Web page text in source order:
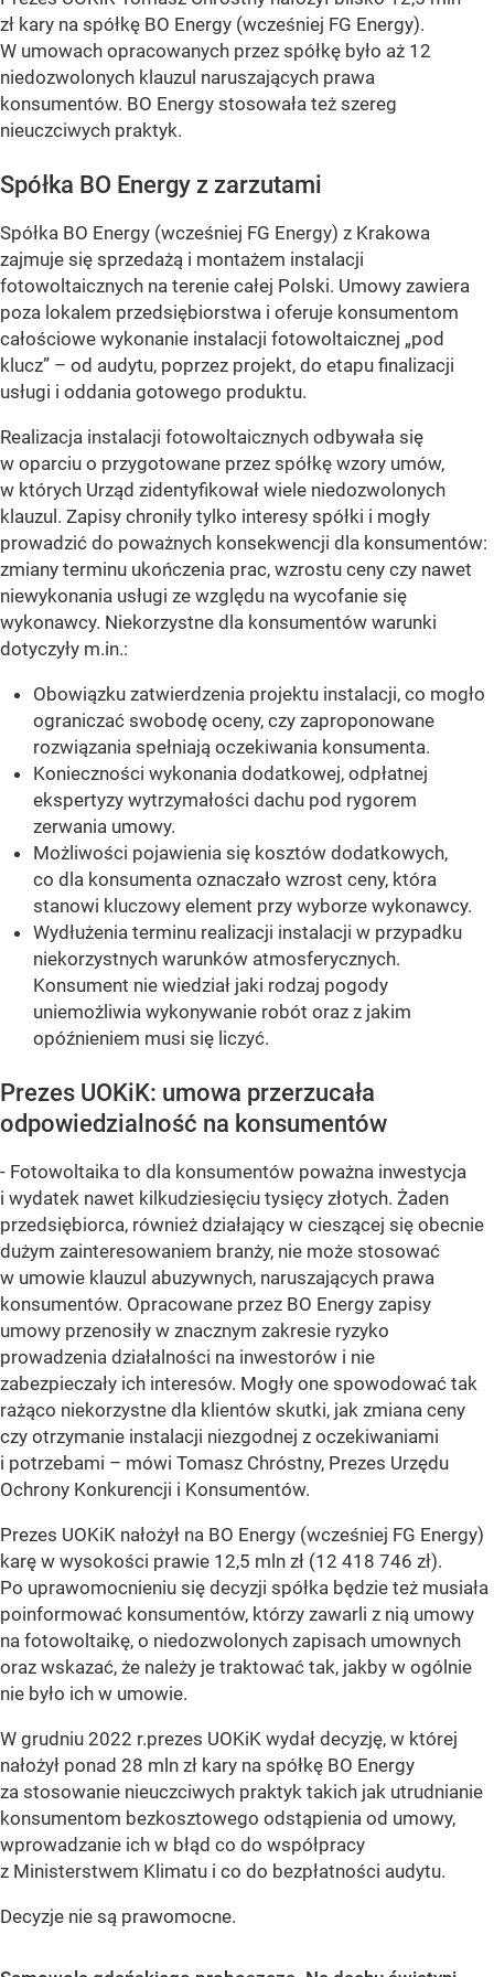
zł kary na spółkę BO Energy (wcześniej FG Energy).
W umowach opracowanych przez spółkę było aż 12
niedozwolonych klauzul naruszających prawa
konsumentów. BO Energy stosowała też szereg
nieuczciwych praktyk.
Spółka BO Energy z zarzutami
Spółka BO Energy (wcześniej FG Energy) z Krakowa
zajmuje się sprzedażą i montażem instalacji
fotowoltaicznych na terenie całej Polski. Umowy zawiera
poza lokalem przedsiębiorstwa i oferuje konsumentom
całościowe wykonanie instalacji fotowoltaicznej „pod
klucz” – od audytu, poprzez projekt, do etapu finalizacji
usługi i oddania gotowego produktu.
Realizacja instalacji fotowoltaicznych odbywała się
w oparciu o przygotowane przez spółkę wzory umów,
w których Urząd zidentyfikował wiele niedozwolonych
klauzul. Zapisy chroniły tylko interesy spółki i mogły
prowadzić do poważnych konsekwencji dla konsumentów:
zmiany terminu ukończenia prac, wzrostu ceny czy nawet
niewykonania usługi ze względu na wycofanie się
wykonawcy. Niekorzystne dla konsumentów warunki
dotyczyły m.in.:
Obowiązku zatwierdzenia projektu instalacji, co mogło
ograniczać swobodę oceny, czy zaproponowane
rozwiązania spełniają oczekiwania konsumenta.
Konieczności wykonania dodatkowej, odpłatnej
ekspertyzy wytrzymałości dachu pod rygorem
zerwania umowy.
Możliwości pojawienia się kosztów dodatkowych,
co dla konsumenta oznaczało wzrost ceny, która
stanowi kluczowy element przy wyborze wykonawcy.
Wydłużenia terminu realizacji instalacji w przypadku
niekorzystnych warunków atmosferycznych.
Konsument nie wiedział jaki rodzaj pogody
uniemożliwia wykonywanie robót oraz z jakim
opóźnieniem musi się liczyć.
Prezes UOKiK: umowa przerzucała
odpowiedzialność na konsumentów
- Fotowoltaika to dla konsumentów poważna inwestycja
i wydatek nawet kilkudziesięciu tysięcy złotych. Żaden
przedsiębiorca, również działający w cieszącej się obecnie
dużym zainteresowaniem branży, nie może stosować
w umowie klauzul abuzywnych, naruszających prawa
konsumentów. Opracowane przez BO Energy zapisy
umowy przenosiły w znacznym zakresie ryzyko
prowadzenia działalności na inwestorów i nie
zabezpieczały ich interesów. Mogły one spowodować tak
rażąco niekorzystne dla klientów skutki, jak zmiana ceny
czy otrzymanie instalacji niezgodnej z oczekiwaniami
i potrzebami – mówi Tomasz Chróstny, Prezes Urzędu
Ochrony Konkurencji i Konsumentów.
Prezes UOKiK nałożył na BO Energy (wcześniej FG Energy)
karę w wysokości prawie 12,5 mln zł (12 418 746 zł).
Po uprawomocnieniu się decyzji spółka będzie też musiała
poinformować konsumentów, którzy zawarli z nią umowy
na fotowoltaikę, o niedozwolonych zapisach umownych
oraz wskazać, że należy je traktować tak, jakby w ogólnie
nie było ich w umowie.
W grudniu 2022 r.prezes UOKiK wydał decyzję, w której
nałożył ponad 28 mln zł kary na spółkę BO Energy
za stosowanie nieuczciwych praktyk takich jak utrudnianie
konsumentom bezkosztowego odstąpienia od umowy,
wprowadzanie ich w błąd co do współpracy
z Ministerstwem Klimatu i co do bezpłatności audytu.
Decyzje nie są prawomocne.